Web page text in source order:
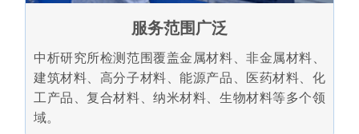
服务范围广泛
中析研究所检测范围覆盖金属材料、非金属材料、
建筑材料、高分子材料、能源产品、医药材料、化
工产品、复合材料、纳米材料、生物材料等多个领
域。